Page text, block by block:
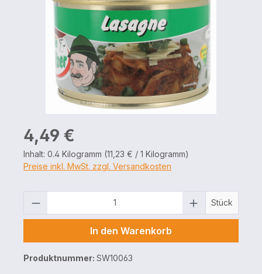
Regulärer Preis:
4,49 €
Inhalt: 0.4 Kilogramm (11,23 € / 1 Kilogramm)
Preise inkl. MwSt. zzgl. Versandkosten
Produkt Anzahl: Gib den Stück
In den Warenkorb
Produktnummer: SW10063